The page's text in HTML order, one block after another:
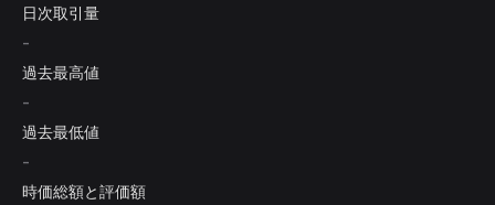
日次取引量
-
過去最高値
-
過去最低値
-
時価総額と評価額